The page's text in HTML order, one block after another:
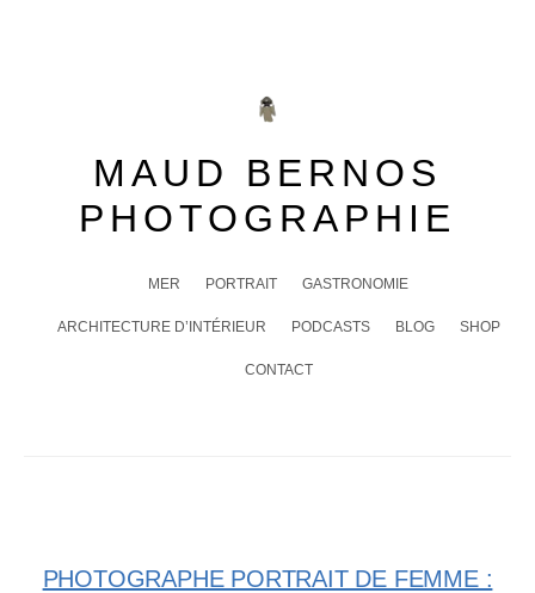
MAUD BERNOS
PHOTOGRAPHIE
MER PORTRAIT GASTRONOMIE
ARCHITECTURE D’INTÉRIEUR PODCASTS BLOG SHOP
CONTACT
PHOTOGRAPHE PORTRAIT DE FEMME :